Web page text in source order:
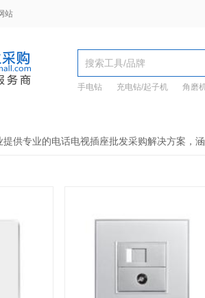
站
手电钻 充电钻/起子机 角磨
供专业的电话电视插座批发采购解决方案，